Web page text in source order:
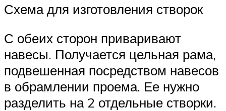
Схема для изготовления створок
С обеих сторон приваривают
навесы. Получается цельная рама,
подвешенная посредством навесов
в обрамлении проема. Ее нужно
разделить на 2 отдельные створки.